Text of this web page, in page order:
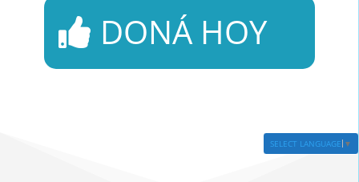
DONÁ HOY
SELECT LANGUAGE ▼